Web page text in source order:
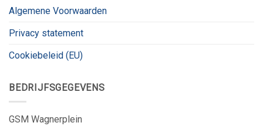
Algemene Voorwaarden
Privacy statement
Cookiebeleid (EU)
BEDRIJFSGEGEVENS
GSM Wagnerplein